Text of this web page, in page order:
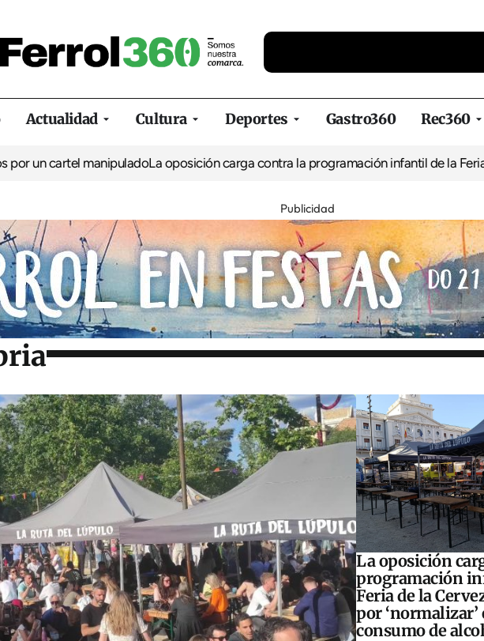
Actualidad Cultura Deportes Gastro360 Rec360
manipulado La oposición carga contra la programación infantil de la Feria de la
Publicidad
La oposición
programación
Feria de la
por ‘normalizar’
consumo de